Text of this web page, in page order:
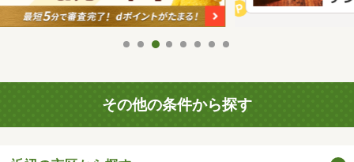
その他の条件から探す